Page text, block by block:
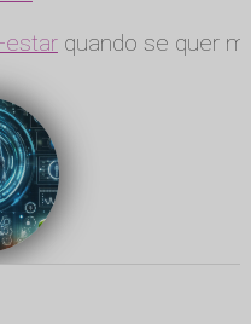
estarquando se quer